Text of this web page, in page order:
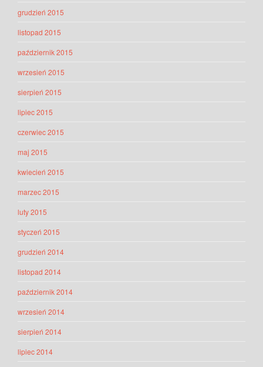
grudzień 2015
listopad 2015
październik 2015
wrzesień 2015
sierpień 2015
lipiec 2015
czerwiec 2015
maj 2015
kwiecień 2015
marzec 2015
luty 2015
styczeń 2015
grudzień 2014
listopad 2014
październik 2014
wrzesień 2014
sierpień 2014
lipiec 2014